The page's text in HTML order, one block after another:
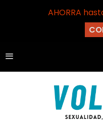
AHORRA